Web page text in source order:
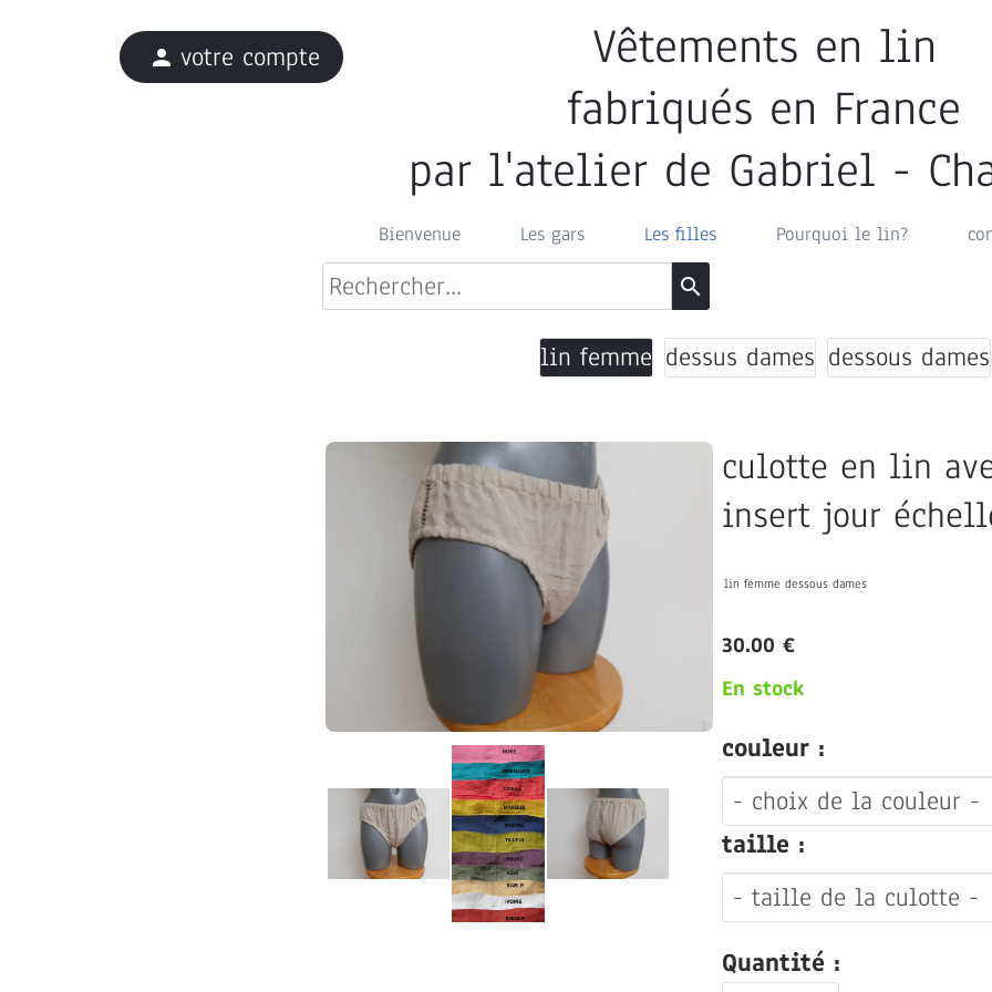
Bienvenue Les gars Les filles Pourquoi le lin?
Vêtements en lin
fabriqués en France
par l'atelier de Gabriel -
person votre compte
search
lin femme dessus dames dessous dames
culotte en lin
insert jour
lin femme dessous dames
30.00 €
En stock
couleur :
taille :
Quantité :